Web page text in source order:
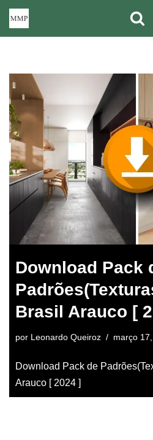
conteúdo
Download Pack
Brasil Arauco [
por Leonardo Queiroz março
Download Pack de
Arauco [ 2024 ]